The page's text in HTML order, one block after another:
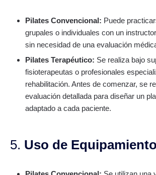
Pilates Convencional: Puede
grupales o individuales con un
sin necesidad de una evaluación
Pilates Terapéutico: Se realiza bajo
fisioterapeutas o profesionales
rehabilitación. Antes de comenzar, se
evaluación detallada para diseñar un
adaptado a cada paciente.
5. Uso de Equipamiento